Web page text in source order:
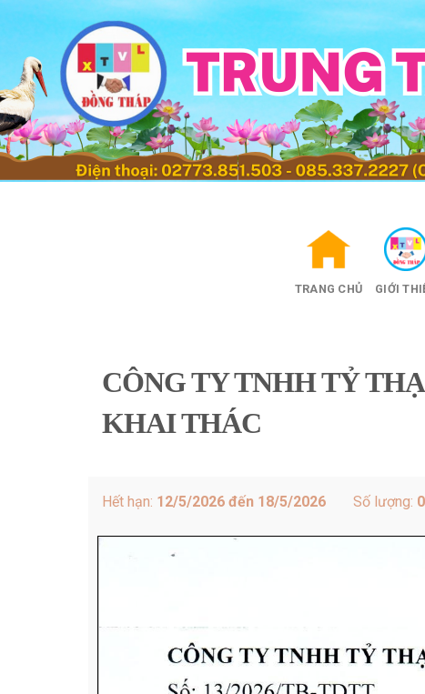
content
TRANG CHỦ GIỚI
CÔNG TY TNHH TỶ
KHAI THÁC
Hết hạn: 12/5/2026 đến 18/5/2026 Số lượng: